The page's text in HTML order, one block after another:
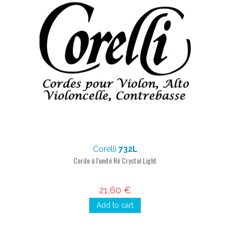
Corelli 732L
Corde à l'unité Ré Crystal Light
21,60 €
Add to cart